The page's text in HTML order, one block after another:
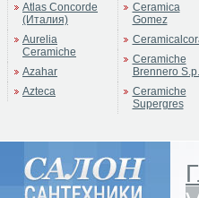
Atlas Concorde
(Италия)
Aurelia
Ceramiche
Azahar
Azteca
Ceramica
Gomez
Ceramiche
Brennero
Ceramiche
Supergres